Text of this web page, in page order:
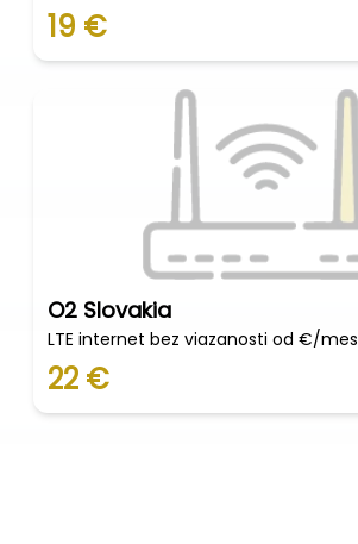
19 €
O2 Slovakia
LTE internet bez viazanosti od €/mes
22 €